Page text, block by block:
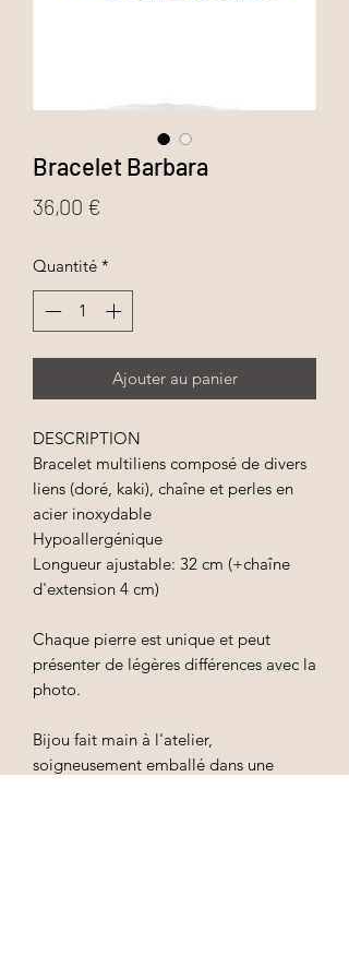
Bracelet Barbara
36,00 €
Quantité *
Ajouter au panier
DESCRIPTION
Bracelet multiliens composé de divers
liens (doré, kaki), chaîne et perles en
acier inoxydable
Hypoallergénique
Longueur ajustable: 32 cm (+chaîne
d'extension 4 cm)
Chaque pierre est unique et peut
présenter de légères différences avec la
photo.
Bijou fait main à l'atelier,
soigneusement emballé dans une